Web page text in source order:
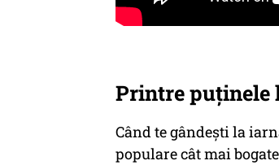
Printre puținele
Când te gândești la
populare cât mai